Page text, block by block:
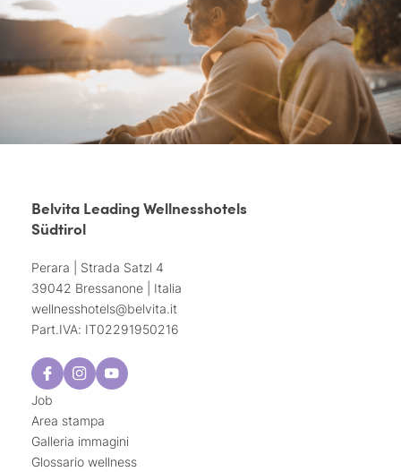
Belvita Leading Wellnesshotels
Südtirol
Perara | Strada Satzl 4
39042 Bressanone | Italia
wellnesshotels@belvita.it
Part.IVA: IT02291950216
Job
Area stampa
Galleria immagini
Glossario wellness